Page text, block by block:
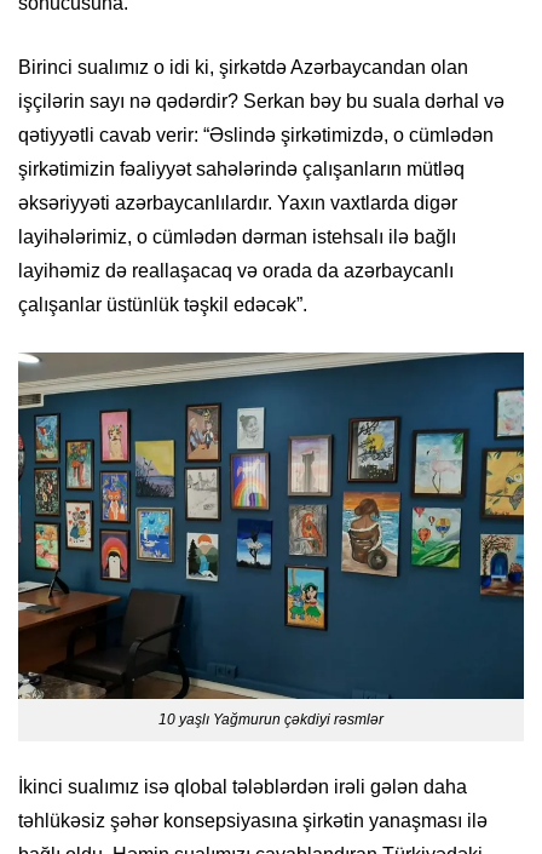
Birinci sualımız o idi ki, şirkətdə Azərbaycandan olan
işçilərin sayı nə qədərdir? Serkan bəy bu suala dərhal və
qətiyyətli cavab verir: “Əslində şirkətimizdə, o cümlədən
şirkətimizin fəaliyyət sahələrində çalışanların mütləq
əksəriyyəti azərbaycanlılardır. Yaxın vaxtlarda digər
layihələrimiz, o cümlədən dərman istehsalı ilə bağlı
layihəmiz də reallaşacaq və orada da azərbaycanlı
çalışanlar üstünlük təşkil edəcək”.
10 yaşlı Yağmurun çəkdiyi rəsmlər
İkinci sualımız isə qlobal tələblərdən irəli gələn daha
təhlükəsiz şəhər konsepsiyasına şirkətin yanaşması ilə